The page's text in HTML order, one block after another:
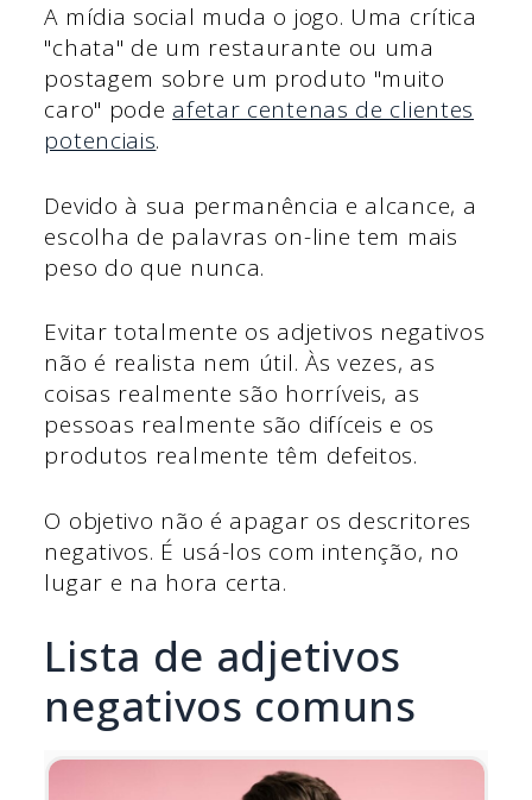
A mídia social muda o jogo. Uma crítica
"chata" de um restaurante ou uma
postagem sobre um produto "muito
caro" pode afetar centenas de clientes
potenciais.
Devido à sua permanência e alcance, a
escolha de palavras on-line tem mais
peso do que nunca.
Evitar totalmente os adjetivos negativos
não é realista nem útil. Às vezes, as
coisas realmente são horríveis, as
pessoas realmente são difíceis e os
produtos realmente têm defeitos.
O objetivo não é apagar os descritores
negativos. É usá-los com intenção, no
lugar e na hora certa.
Lista de adjetivos
negativos comuns